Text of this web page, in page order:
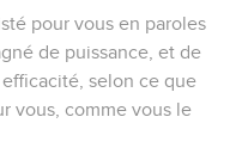
pour vous en paroles
de puissance, et de
selon ce que
vous, comme vous le